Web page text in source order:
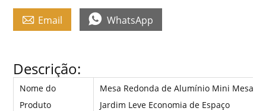
 Email  WhatsApp
Descrição:
Nome do
Produto
Mesa Redonda de Alumínio Mini Mesa
Jardim Leve Economia de Espaço